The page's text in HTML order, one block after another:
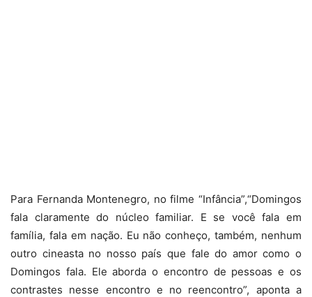
Para Fernanda Montenegro, no filme “Infância”,“Domingos
fala claramente do núcleo familiar. E se você fala em
família, fala em nação. Eu não conheço, também, nenhum
outro cineasta no nosso país que fale do amor como o
Domingos fala. Ele aborda o encontro de pessoas e os
contrastes nesse encontro e no reencontro”, aponta a